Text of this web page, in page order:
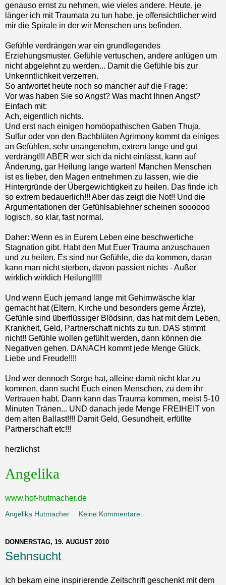
genauso ernst zu nehmen, wie vieles andere. Heute, je
länger ich mit Traumata zu tun habe, je offensichtlicher wird
mir die Spirale in der wir Menschen uns befinden.
Gefühle verdrängen war ein grundlegendes
Erziehungsmuster. Gefühle vertuschen, andere anlügen um
nicht abgelehnt zu werden... Damit die Gefühle bis zur
Unkenntlichkeit verzerren.
So antwortet heute noch so mancher auf die Frage:
Vor was haben Sie so Angst? Was macht Ihnen Angst?
Einfach mit:
Ach, eigentlich nichts.
Und erst nach einigen homöopathischen Gaben Thuja,
Sulfur oder von den Bachblüten Agrimony kommt da einiges
an Gefühlen, sehr unangenehm, extrem lange und gut
verdrängt!!! ABER wer sich da nicht einlässt, kann auf
Änderung, gar Heilung lange warten! Manchen Menschen
ist es lieber, den Magen entnehmen zu lassen, wie die
Hintergründe der Übergewichtigkeit zu heilen. Das finde ich
so extrem bedauerlich!!! Aber das zeigt die Not!! Und die
Argumentationen der Gefühlsablehner scheinen soooooo
logisch, so klar, fast normal.
Daher: Wenn es in Eurem Leben eine beschwerliche
Stagnation gibt. Habt den Mut Euer Trauma anzuschauen
und zu heilen. Es sind nur Gefühle, die da kommen, daran
kann man nicht sterben, davon passiert nichts - Außer
wirklich wirklich Heilung!!!!!
Und wenn Euch jemand lange mit Gehirnwäsche klar
gemacht hat (Eltern, Kirche und besonders gerne Ärzte),
Gefühle sind überflüssiger Blödsinn, das hat mit dem Leben,
Krankheit, Geld, Partnerschaft nichts zu tun. DAS stimmt
nicht!! Gefühle wollen gefühlt werden, dann können die
Negativen gehen. DANACH kommt jede Menge Glück,
Liebe und Freude!!!!
Und wer dennoch Sorge hat, alleine damit nicht klar zu
kommen, dann sucht Euch einen Menschen, zu dem ihr
Vertrauen habt. Dann kann das Trauma kommen, meist 5-10
Minuten Tränen... UND danach jede Menge FREIHEIT von
dem alten Ballast!!!! Damit Geld, Gesundheit, erfüllte
Partnerschaft etc!!!
herzlichst
Angelika
www.hof-hutmacher.de
Angelika Hutmacher Keine Kommentare:
DONNERSTAG, 19. AUGUST 2010
Sehnsucht
Ich bekam eine inspirierende Zeitschrift geschenkt mit dem